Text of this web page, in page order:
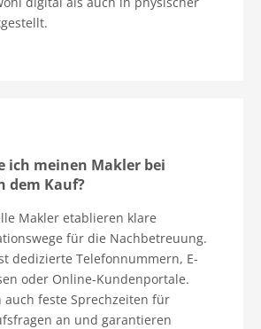
ich meinen Makler bei
dem Kauf?
Makler etablieren klare
für die Nachbetreuung.
dedizierte Telefonnummern, E-
oder Online-Kundenportale.
auch feste Sprechzeiten für
an und garantieren